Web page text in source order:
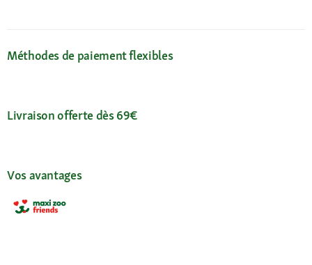
Méthodes de paiement flexibles
Livraison offerte dès 69€
Vos avantages